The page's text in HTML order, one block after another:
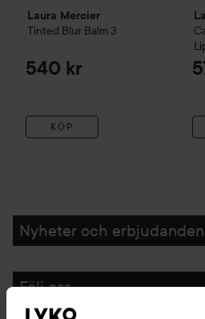
Laura Mercier
Tinted Blur Balm 3
540 kr
KÖP
Nyheter och erbjudanden
Följ oss